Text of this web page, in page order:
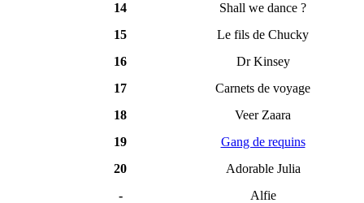
14
Shall we dance ?
15
Le fils de Chucky
16
Dr Kinsey
17
Carnets de voyage
18
Veer Zaara
19
Gang de requins
20
Adorable Julia
-
Alfie